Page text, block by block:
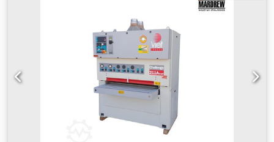
drukvergrendeling Maximale materiaalhoogte 180 mm
Handmatige schachthoogteverstelling Twee
invoersnelheden Materiaaldiktesensor Papierformaat
1900x1130 mm Gewicht 1800 kg